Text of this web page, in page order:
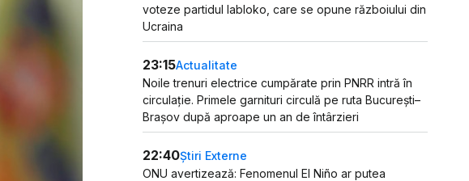
voteze partidul Iabloko, care se opune războiului din
Ucraina
23:15Actualitate
Noile trenuri electrice cumpărate prin PNRR intră în
circulație. Primele garnituri circulă pe ruta București–
Brașov după aproape un an de întârzieri
22:40Știri Externe
ONU avertizează: Fenomenul El Niño ar putea